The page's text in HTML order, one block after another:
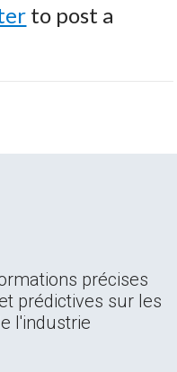
to post a
précises
prédictives sur les
l'industrie